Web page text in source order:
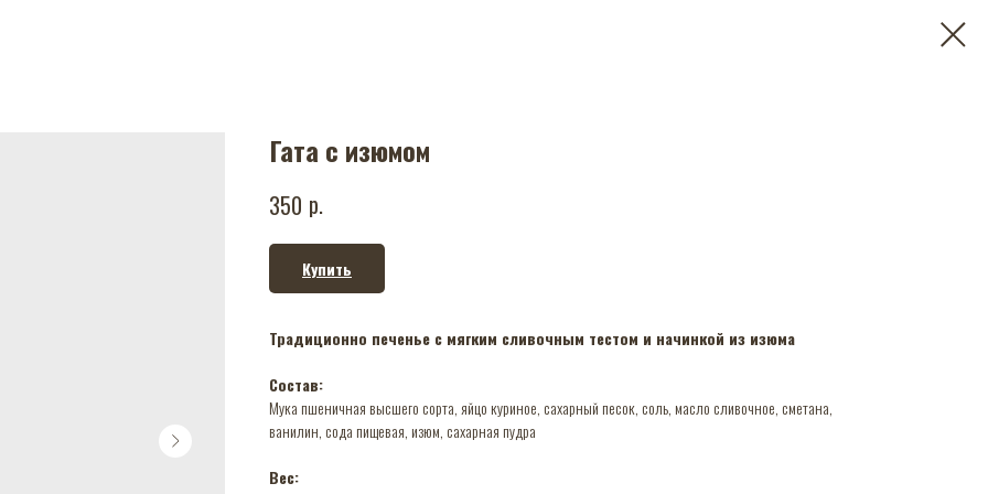
Гата с изюмом
350 р.
Купить
Традиционно печенье с мягким сливочным тестом и начинкой из изюма
Состав:
Мука пшеничная высшего сорта, яйцо куриное, сахарный песок, соль, масло сливочное, сметана,
ванилин, сода пищевая, изюм, сахарная пудра
Вес: